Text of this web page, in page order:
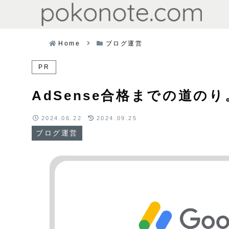
Home ブログ運営
PR
AdSense合格までの道のり
ブログ運営
2024.06.22 2024.09.25